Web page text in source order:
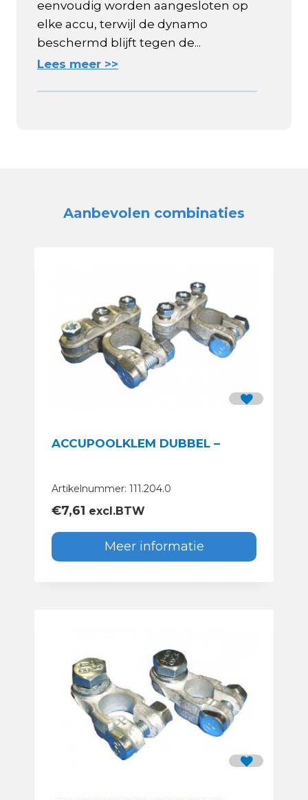
eenvoudig worden aangesloten op
elke accu, terwijl de dynamo
beschermd blijft tegen de...
Lees meer >>
Aanbevolen combinaties
ACCUPOOLKLEM DUBBEL –
Artikelnummer: 111.204.0
€7,61 excl.BTW
Meer informatie